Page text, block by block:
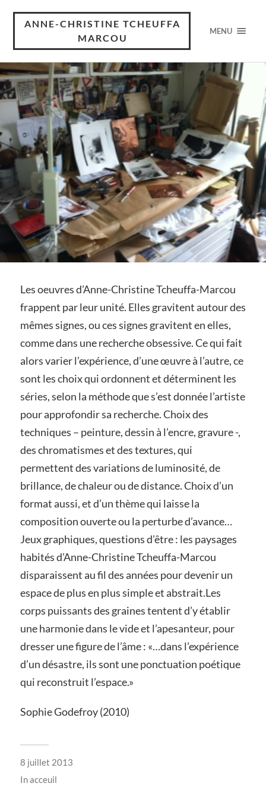
ANNE-CHRISTINE TCHEUFFA
MARCOU
MENU
Les oeuvres d’Anne-Christine Tcheuffa-Marcou
frappent par leur unité. Elles gravitent autour des
mêmes signes, ou ces signes gravitent en elles,
comme dans une recherche obsessive. Ce qui fait
alors varier l’expérience, d’une œuvre à l’autre, ce
sont les choix qui ordonnent et déterminent les
séries, selon la méthode que s’est donnée l’artiste
pour approfondir sa recherche. Choix des
techniques – peinture, dessin à l’encre, gravure -,
des chromatismes et des textures, qui
permettent des variations de luminosité, de
brillance, de chaleur ou de distance. Choix d’un
format aussi, et d’un thème qui laisse la
composition ouverte ou la perturbe d’avance…
Jeux graphiques, questions d’être : les paysages
habités d’Anne-Christine Tcheuffa-Marcou
disparaissent au fil des années pour devenir un
espace de plus en plus simple et abstrait.Les
corps puissants des graines tentent d’y établir
une harmonie dans le vide et l’apesanteur, pour
dresser une figure de l’âme : «…dans l’expérience
d’un désastre, ils sont une ponctuation poétique
qui reconstruit l’espace.»
Sophie Godefroy (2010)
8 juillet 2013
Inacceuil